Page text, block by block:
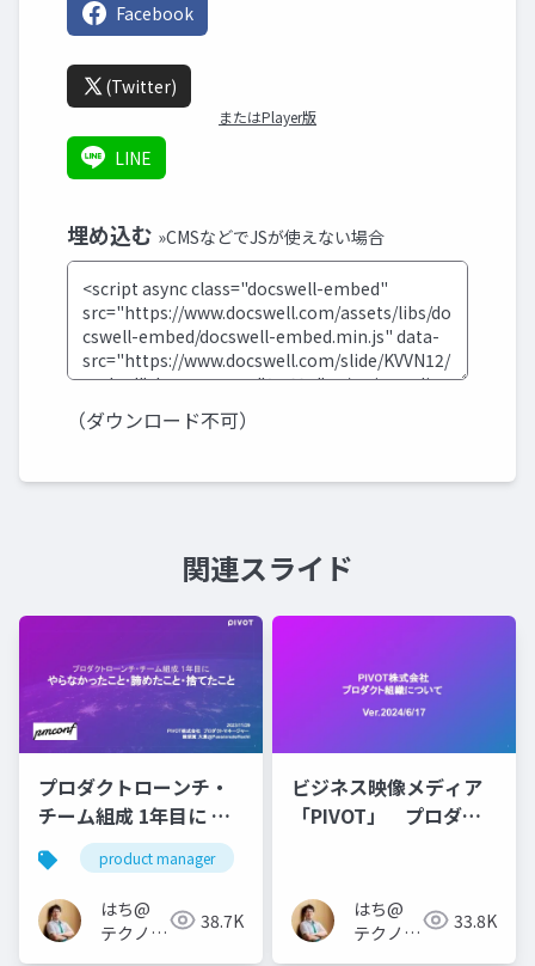
Facebook
(Twitter)
またはPlayer版
LINE
埋め込む »CMSなどでJSが使えない場合
（ダウンロード不可）
関連スライド
プロダクトローンチ・
チーム組成 1年目に や
らなかったこと・諦め
たこと・捨てたこと
product manager
はち@
テクノロ
38.7K
ビジネス映像メディア
「PIVOT」 プロダク
はち@
テクノロ
33.8K